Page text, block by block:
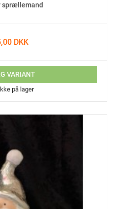
sprællemand
DKK
VARIANT
på lager